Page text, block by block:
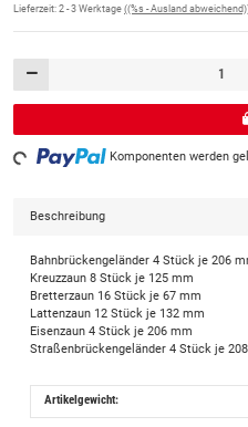
Lieferzeit: 2 - 3 Werktage ((%s - Ausland
Komponenten werden
Beschreibung
Bahnbrückengeländer 4 Stück je 206
Kreuzzaun 8 Stück je 125 mm
Bretterzaun 16 Stück je 67 mm
Lattenzaun 12 Stück je 132 mm
Eisenzaun 4 Stück je 206 mm
Straßenbrückengeländer 4 Stück je
Artikelgewicht: